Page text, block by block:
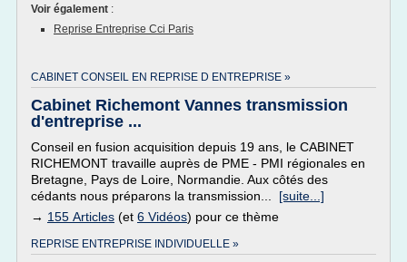
Voir également :
Reprise Entreprise Cci Paris
CABINET CONSEIL EN REPRISE D ENTREPRISE »
Cabinet Richemont Vannes transmission
d'entreprise ...
Conseil en fusion acquisition depuis 19 ans, le CABINET
RICHEMONT travaille auprès de PME - PMI régionales en
Bretagne, Pays de Loire, Normandie. Aux côtés des
cédants nous préparons la transmission... [suite...]
→ 155 Articles (et 6 Vidéos) pour ce thème
REPRISE ENTREPRISE INDIVIDUELLE »